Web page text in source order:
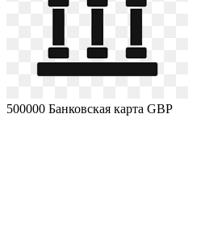
500000 Банковская карта GBP